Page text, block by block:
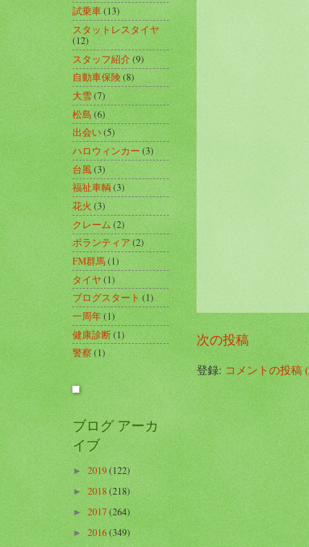
次の投稿
登録:コメントの投稿
試乗車(13)
スタットレスタイヤ
(12)
スタッフ紹介(9)
自動車保険(8)
大雪(7)
松島 (6)
出会い(5)
ハロウィンカー(3)
台風(3)
福祉車輌 (3)
花火(3)
クレーム(2)
ボランティア(2)
FM群馬(1)
タイヤ(1)
ブログスタート(1)
一周年(1)
健康診断(1)
警察 (1)
ブログ アーカ
イブ
►2019(122)
► 2018(218)
►2017(264)
►2016(349)